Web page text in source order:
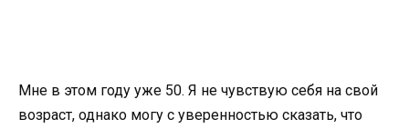
Мне в этом году уже 50. Я не чувствую себя на свой
возраст, однако могу с уверенностью сказать, что